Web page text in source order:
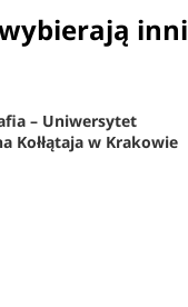
inni
– Uniwersytet
Kołłątaja w Krakowie